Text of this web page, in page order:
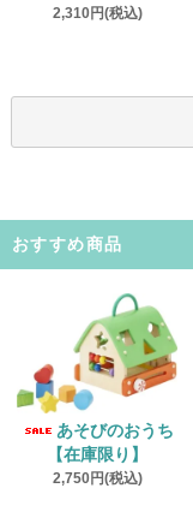
2,310円(税込)
おすすめ商品
あそびのおうち
【在庫限り】
2,750円(税込)